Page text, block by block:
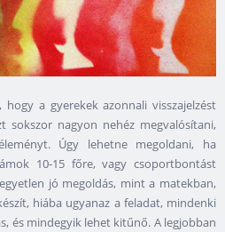
a gyerekek azonnali visszajelzést
sokszor nagyon nehéz megvalósítani,
Úgy lehetne megoldani, ha
10-15 főre, vagy csoportbontást
jó megoldás, mint a matekban,
hiába ugyanaz a feladat, mindenki
és mindegyik lehet kitűnő. A legjobban